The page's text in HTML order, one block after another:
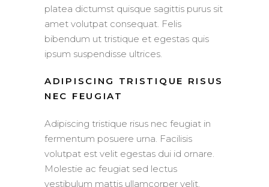
platea dictumst quisque sagittis purus sit
amet volutpat consequat. Felis
bibendum ut tristique et egestas quis
ipsum suspendisse ultrices.
ADIPISCING TRISTIQUE RISUS
NEC FEUGIAT
Adipiscing tristique risus nec feugiat in
fermentum posuere urna. Facilisis
volutpat est velit egestas dui id ornare.
Molestie ac feugiat sed lectus
vestibulum mattis ullamcorper velit.